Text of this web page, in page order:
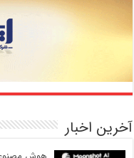
آخرین اخبار